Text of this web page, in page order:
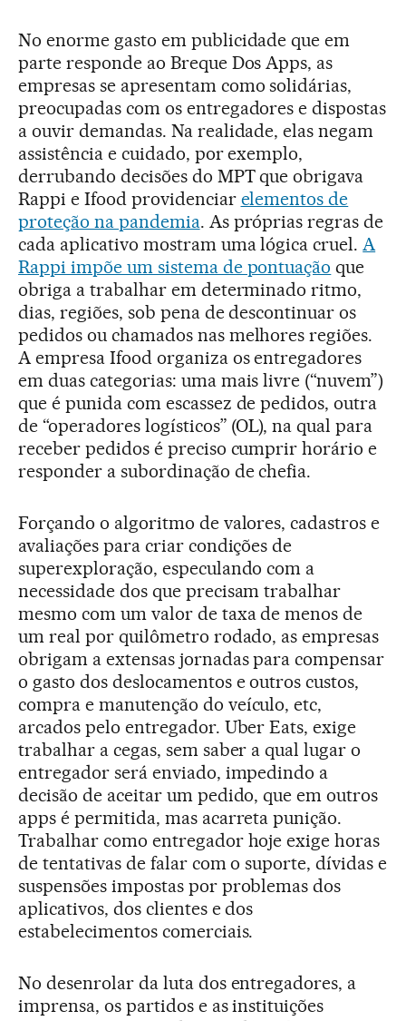
No enorme gasto em publicidade que em
parte responde ao Breque Dos Apps, as
empresas se apresentam como solidárias,
preocupadas com os entregadores e dispostas
a ouvir demandas. Na realidade, elas negam
assistência e cuidado, por exemplo,
derrubando decisões do MPT que obrigava
Rappi e Ifood providenciar elementos de
proteção na pandemia. As próprias regras de
cada aplicativo mostram uma lógica cruel.A
Rappi impõe um sistema de pontuação que
obriga a trabalhar em determinado ritmo,
dias, regiões, sob pena de descontinuar os
pedidos ou chamados nas melhores regiões.
A empresa Ifood organiza os entregadores
em duas categorias: uma mais livre (“nuvem”)
que é punida com escassez de pedidos, outra
de “operadores logísticos” (OL), na qual para
receber pedidos é preciso cumprir horário e
responder a subordinação de chefia.
Forçando o algoritmo de valores, cadastros e
avaliações para criar condições de
superexploração, especulando com a
necessidade dos que precisam trabalhar
mesmo com um valor de taxa de menos de
um real por quilômetro rodado, as empresas
obrigam a extensas jornadas para compensar
o gasto dos deslocamentos e outros custos,
compra e manutenção do veículo, etc,
arcados pelo entregador. Uber Eats, exige
trabalhar a cegas, sem saber a qual lugar o
entregador será enviado, impedindo a
decisão de aceitar um pedido, que em outros
apps é permitida, mas acarreta punição.
Trabalhar como entregador hoje exige horas
de tentativas de falar com o suporte, dívidas e
suspensões impostas por problemas dos
aplicativos, dos clientes e dos
estabelecimentos comerciais.
No desenrolar da luta dos entregadores, a
imprensa, os partidos e as instituições